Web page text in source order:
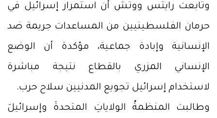
وتابعت رايتس ووتش أن استمرار إسرائيل في
حرمان الفلسطينيين من المساعدات جريمة ضد
الإنسانية وإبادة جماعية، مؤكدة أن الوضع
الإنساني المزري بالقطاع نتيجة مباشرة
لاستخدام إسرائيل تجويع المدنيين سلاح حرب.
وطالبت المنظمةُ الولاياتِ المتحدةَ وإسرائيلَ